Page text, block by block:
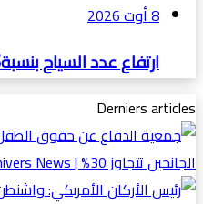
8 أوت 2026
ارتفاع عدد السياح بنسبة2.6%
Derniers articles